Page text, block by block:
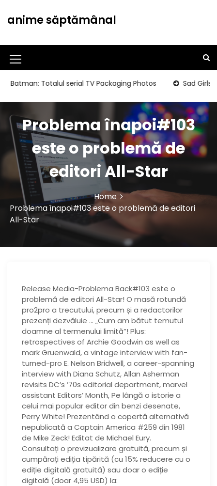
t
c
t
anime săptămânal
M
e
n
u
I
c
o
n
Totalul serial TV Packaging Photos Sad Girls
Problema înapoi#103
este o problemă de
editori All-Star
Home
Problema înapoi#103 este o problemă de editori
All-Star
Release Media-Problema Back#103 este o
problemă de editori All-Star! O masă rotundă
pro2pro a trecutului, precum și a redactorilor
prezenți dezvăluie … „Cum am bătut temutul
doamne al termenului limită”! Plus:
retrospectives of Archie Goodwin as well as
mark Gruenwald, a vintage interview with fan-
turned-pro E. Nelson Bridwell, a career-spanning
interview with Diana Schutz, Allan Asherman
revisits DC’s ’70s editorial department, marvel
assistant Editors’ Month, Pe lângă o istorie a
celui mai popular editor din benzi desenate,
Perry White! Prezentând o copertă alternativă
nepublicată a Captain America #259 din 1981
de Mike Zeck! Editat de Michael Eury.
Consultați o previzualizare gratuită, precum și
cumpărați ediția tipărită (cu 15% reducere cu o
ediție digitală gratuită) sau doar o ediție
digitală (doar 4,95 USD) la: